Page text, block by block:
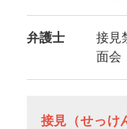
弁護士
接見
面会
接見（せっけ